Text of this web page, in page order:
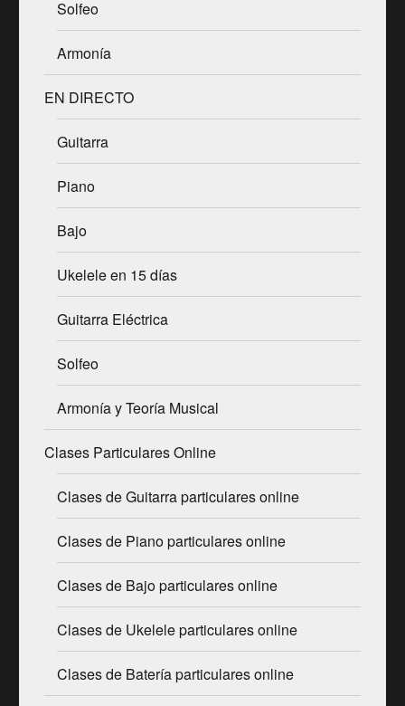
Solfeo
Armonía
EN DIRECTO
Guitarra
Piano
Bajo
Ukelele en 15 días
Guitarra Eléctrica
Solfeo
Armonía y Teoría Musical
Clases Particulares Online
Clases de Guitarra particulares online
Clases de Piano particulares online
Clases de Bajo particulares online
Clases de Ukelele particulares online
Clases de Batería particulares online